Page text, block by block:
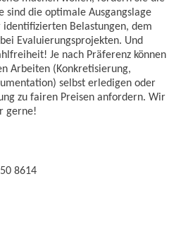
sind die optimale Ausgangslage
Belastungen, dem
Evaluierungsprojekten. Und
Je nach Präferenz können
Arbeiten (Konkretisierung,
selbst erledigen oder
zu fairen Preisen anfordern. Wir
gerne!
8614